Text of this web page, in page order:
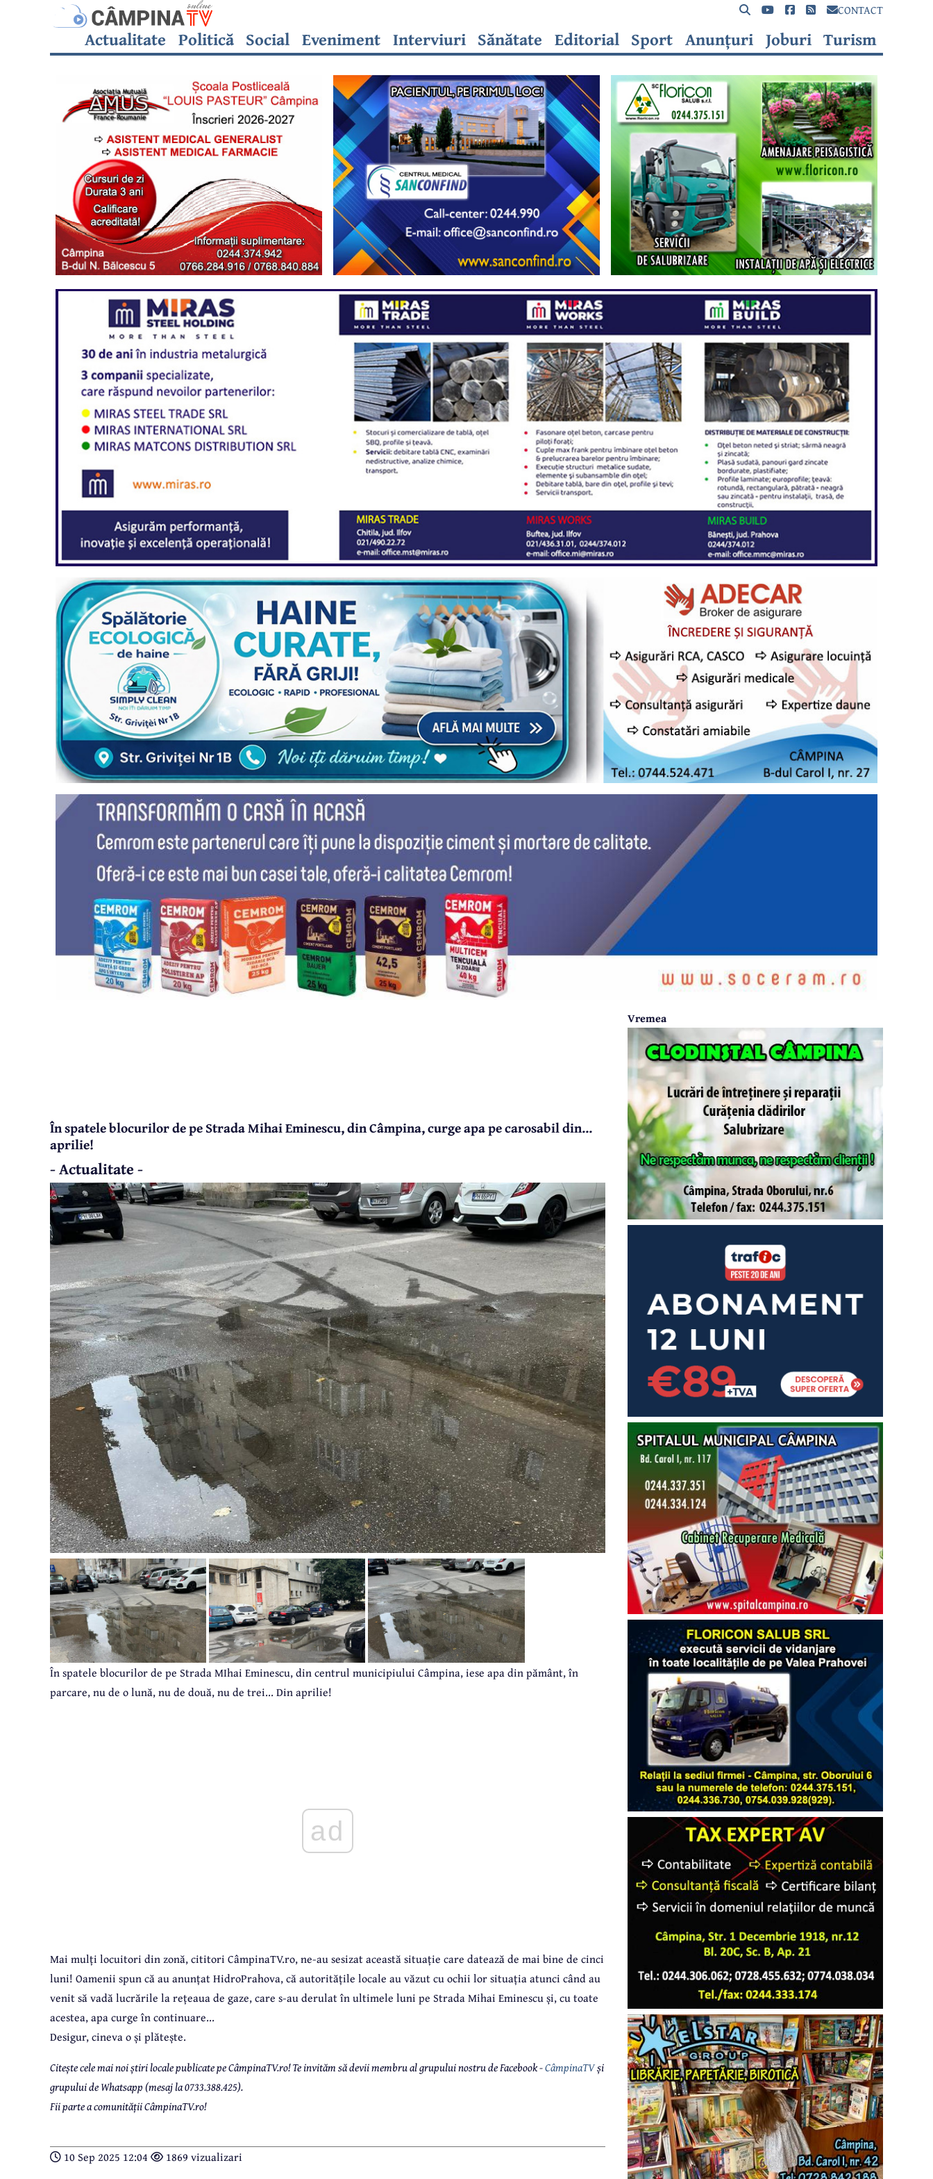
CONTACT
Actualitate Politică Social Eveniment Interviuri Sănătate Editorial Sport Anunțuri Joburi Turism
În spatele blocurilor de pe Strada Mihai Eminescu, din Câmpina, curge apa pe carosabil din...
aprilie!
- Actualitate -
În spatele blocurilor de pe Strada MIhai Eminescu, din centrul municipiului Câmpina, iese apa din pământ, în
parcare, nu de o lună, nu de două, nu de trei... Din aprilie!
ad
Mai mulți locuitori din zonă, cititori CâmpinaTV.ro, ne-au sesizat această situație care datează de mai bine de cinci
luni! Oamenii spun că au anunțat HidroPrahova, că autoritățile locale au văzut cu ochii lor situația atunci când au
venit să vadă lucrările la rețeaua de gaze, care s-au derulat în ultimele luni pe Strada Mihai Eminescu și, cu toate
acestea, apa curge în continuare...
Desigur, cineva o și plătește.
Citește cele mai noi știri locale publicate pe CâmpinaTV.ro! Te invităm să devii membru al grupului nostru de Facebook -CâmpinaTVși
grupului de Whatsapp (mesaj la 0733.388.425).
Fii parte a comunității CâmpinaTV.ro!
10 Sep 2025 12:04 1869 vizualizari
Vremea